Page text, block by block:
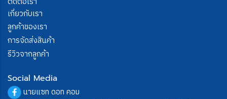
เกี่ยวกับเรา
ลูกค้าของเรา
การจัดส่งสินค้า
รีวิวจากลูกค้า
Social Media
นายแซท ดอท คอม